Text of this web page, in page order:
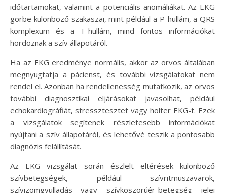
időtartamokat, valamint a potenciális anomáliákat. Az EKG
görbe különböző szakaszai, mint például a P-hullám, a QRS
komplexum és a T-hullám, mind fontos információkat
hordoznak a szív állapotáról.
Ha az EKG eredménye normális, akkor az orvos általában
megnyugtatja a pácienst, és további vizsgálatokat nem
rendel el. Azonban ha rendellenesség mutatkozik, az orvos
további diagnosztikai eljárásokat javasolhat, például
echokardiográfiát, stressztesztet vagy holter EKG-t. Ezek
a vizsgálatok segítenek részletesebb információkat
nyújtani a szív állapotáról, és lehetővé teszik a pontosabb
diagnózis felállítását.
Az EKG vizsgálat során észlelt eltérések különböző
szívbetegségek, például szívritmuszavarok,
szívizomgyulladás vagy szívkoszorúér-betegség jelei